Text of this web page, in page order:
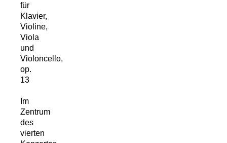
für
Klavier,
Violine,
Viola
und
Violoncello,
op.
13
Im
Zentrum
des
vierten